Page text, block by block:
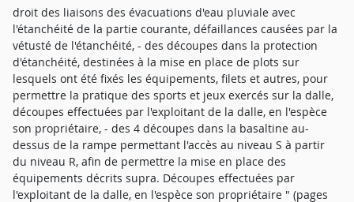
droit des liaisons des évacuations d'eau pluviale avec
l'étanchéité de la partie courante, défaillances causées par la
vétusté de l'étanchéité, - des découpes dans la protection
d'étanchéité, destinées à la mise en place de plots sur
lesquels ont été fixés les équipements, filets et autres, pour
permettre la pratique des sports et jeux exercés sur la dalle,
découpes effectuées par l'exploitant de la dalle, en l'espèce
son propriétaire, - des 4 découpes dans la basaltine au-
dessus de la rampe permettant l'accès au niveau S à partir
du niveau R, afin de permettre la mise en place des
équipements décrits supra. Découpes effectuées par
l'exploitant de la dalle, en l'espèce son propriétaire " (pages